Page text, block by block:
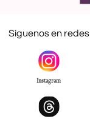
Síguenos en redes
Instagram